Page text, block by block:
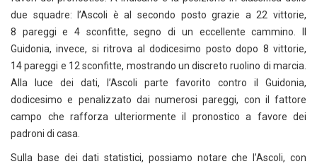
due squadre: l’Ascoli è al secondo posto grazie a 22 vittorie,
8 pareggi e 4 sconfitte, segno di un eccellente cammino. Il
Guidonia, invece, si ritrova al dodicesimo posto dopo 8 vittorie,
14 pareggi e 12 sconfitte, mostrando un discreto ruolino di marcia.
Alla luce dei dati, l’Ascoli parte favorito contro il Guidonia,
dodicesimo e penalizzato dai numerosi pareggi, con il fattore
campo che rafforza ulteriormente il pronostico a favore dei
padroni di casa.
Sulla base dei dati statistici, possiamo notare che l’Ascoli, con